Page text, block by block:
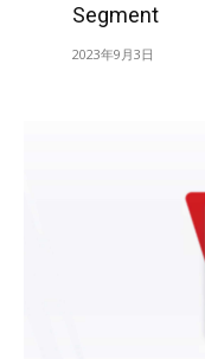
Segment
2023年9月3日